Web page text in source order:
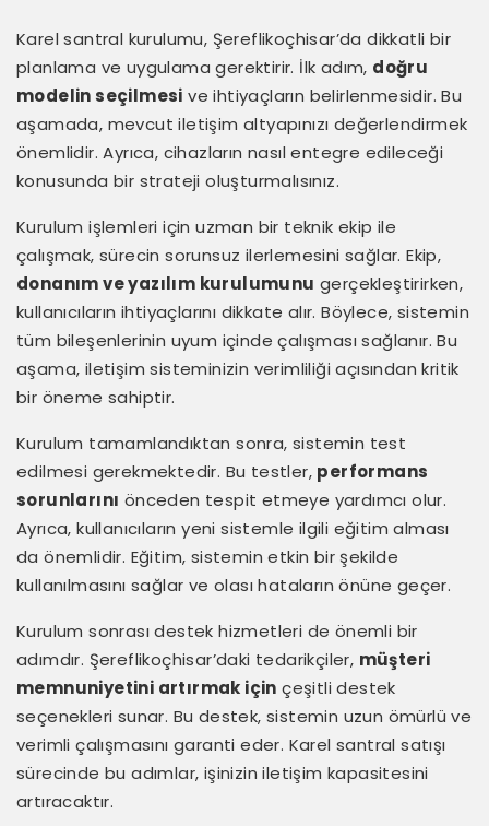
Karel santral kurulumu, Şereflikoçhisar’da dikkatli bir
planlama ve uygulama gerektirir. İlk adım, doğru
modelin seçilmesi ve ihtiyaçların belirlenmesidir. Bu
aşamada, mevcut iletişim altyapınızı değerlendirmek
önemlidir. Ayrıca, cihazların nasıl entegre edileceği
konusunda bir strateji oluşturmalısınız.
Kurulum işlemleri için uzman bir teknik ekip ile
çalışmak, sürecin sorunsuz ilerlemesini sağlar. Ekip,
donanım ve yazılım kurulumunu gerçekleştirirken,
kullanıcıların ihtiyaçlarını dikkate alır. Böylece, sistemin
tüm bileşenlerinin uyum içinde çalışması sağlanır. Bu
aşama, iletişim sisteminizin verimliliği açısından kritik
bir öneme sahiptir.
Kurulum tamamlandıktan sonra, sistemin test
edilmesi gerekmektedir. Bu testler, performans
sorunlarını önceden tespit etmeye yardımcı olur.
Ayrıca, kullanıcıların yeni sistemle ilgili eğitim alması
da önemlidir. Eğitim, sistemin etkin bir şekilde
kullanılmasını sağlar ve olası hataların önüne geçer.
Kurulum sonrası destek hizmetleri de önemli bir
adımdır. Şereflikoçhisar’daki tedarikçiler, müşteri
memnuniyetini artırmak için çeşitli destek
seçenekleri sunar. Bu destek, sistemin uzun ömürlü ve
verimli çalışmasını garanti eder. Karel santral satışı
sürecinde bu adımlar, işinizin iletişim kapasitesini
artıracaktır.